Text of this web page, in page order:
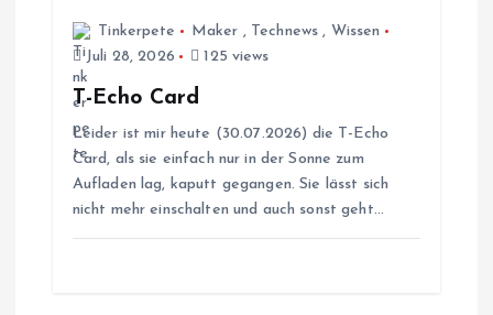
Tinkerpete Maker , Technews , Wissen
Juli 28, 2026
125 views
T-Echo Card
Leider ist mir heute (30.07.2026) die T-Echo
Card, als sie einfach nur in der Sonne zum
Aufladen lag, kaputt gegangen. Sie lässt sich
nicht mehr einschalten und auch sonst geht…